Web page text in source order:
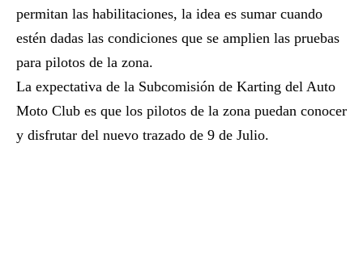
permitan las habilitaciones, la idea es sumar cuando
estén dadas las condiciones que se amplien las pruebas
para pilotos de la zona.
La expectativa de la Subcomisión de Karting del Auto
Moto Club es que los pilotos de la zona puedan conocer
y disfrutar del nuevo trazado de 9 de Julio.